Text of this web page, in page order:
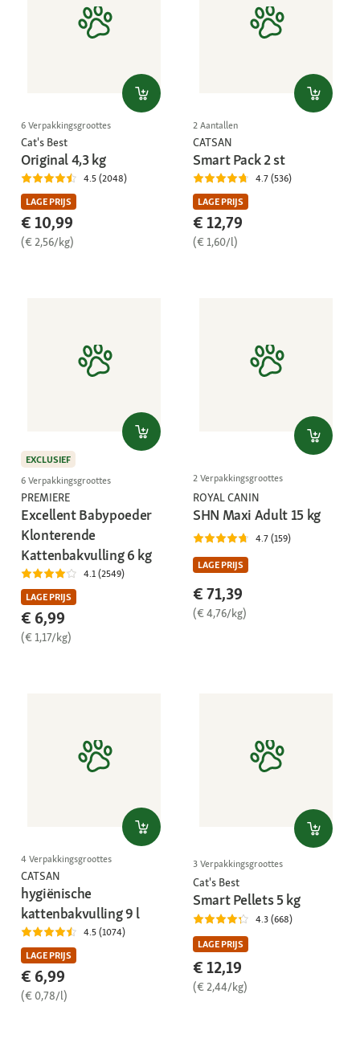
6 Verpakkingsgroottes
Cat's Best
Original 4,3 kg
4.5 (2048)
LAGE PRIJS
€ 10,99
(€ 2,56/kg)
2 Aantallen
CATSAN
Smart Pack 2 st
4.7 (536)
LAGE PRIJS
€ 12,79
(€ 1,60/l)
EXCLUSIEF
6 Verpakkingsgroottes
PREMIERE
Excellent Babypoeder
Klonterende
Kattenbakvulling 6 kg
4.1 (2549)
LAGE PRIJS
€ 6,99
(€ 1,17/kg)
2 Verpakkingsgroottes
ROYAL CANIN
SHN Maxi Adult 15 kg
4.7 (159)
LAGE PRIJS
€ 71,39
(€ 4,76/kg)
4 Verpakkingsgroottes
CATSAN
hygiënische
kattenbakvulling 9 l
4.5 (1074)
LAGE PRIJS
€ 6,99
(€ 0,78/l)
3 Verpakkingsgroottes
Cat's Best
Smart Pellets 5 kg
4.3 (668)
LAGE PRIJS
€ 12,19
(€ 2,44/kg)